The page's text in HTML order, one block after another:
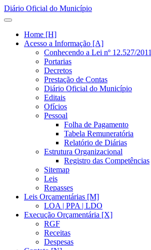
Diário Oficial do Município
Home [H]
Acesso a Informação [A]
Conhecendo a Lei nº 12.527/2011
Portarias
Decretos
Prestação de Contas
Diário Oficial do Município
Editais
Ofícios
Pessoal
Folha de Pagamento
Tabela Remuneratória
Relatório de Diárias
Estrutura Organizacional
Registro das Competências
Sitemap
Leis
Repasses
Leis Orçamentárias [M]
LOA | PPA | LDO
Execução Orçamentária [X]
RGF
Receitas
Despesas